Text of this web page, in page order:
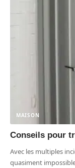
MAISON
Conseils pour
Avec les multiples
quasiment